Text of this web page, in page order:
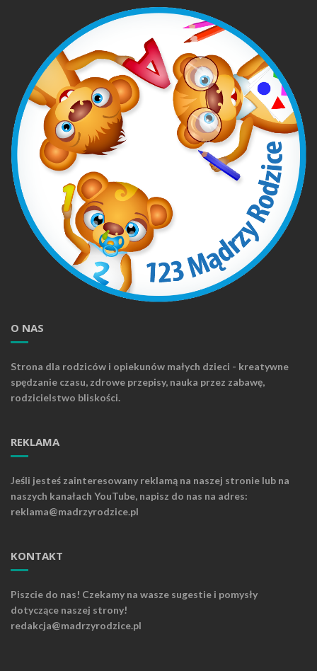
O NAS
Strona dla rodziców i opiekunów małych dzieci - kreatywne
spędzanie czasu, zdrowe przepisy, nauka przez zabawę,
rodzicielstwo bliskości.
REKLAMA
Jeśli jesteś zainteresowany reklamą na naszej stronie lub na
naszych kanałach YouTube, napisz do nas na adres:
reklama@madrzyrodzice.pl
KONTAKT
Piszcie do nas! Czekamy na wasze sugestie i pomysły
dotyczące naszej strony!
redakcja@madrzyrodzice.pl